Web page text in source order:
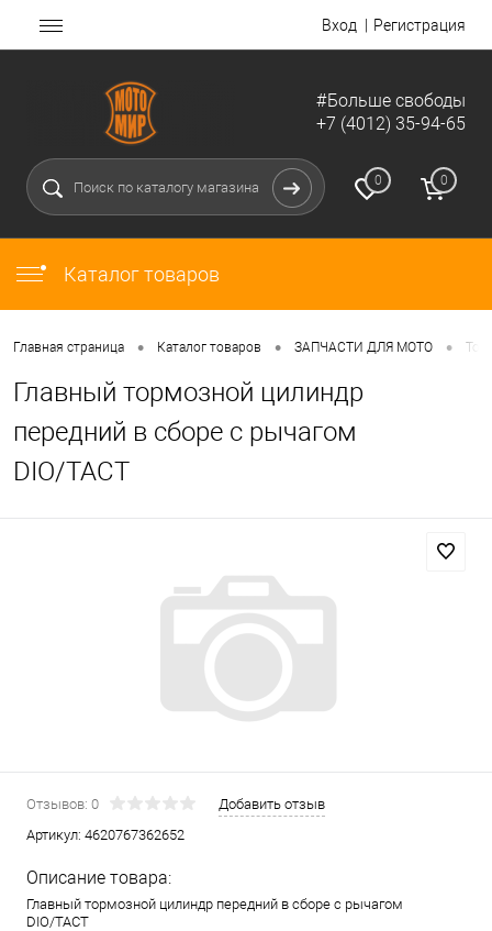
Вход Регистрация
#Больше свободы
+7 (4012) 35-94-65
0 0
Каталог товаров
Главная страница • Каталог товаров • ЗАПЧАСТИ ДЛЯ МОТО •
Главный тормозной цилиндр
передний в сборе с рычагом
DIO/TACT
Отзывов: 0
Добавить отзыв
Артикул: 4620767362652
Описание товара:
Главный тормозной цилиндр передний в сборе с рычагом
DIO/TACT